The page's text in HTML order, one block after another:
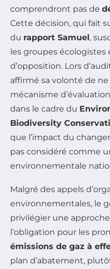
comprendront pas de
Cette décision, qui fait
du rapport Samuel,
les groupes
d’opposition. Lors
affirmé sa volonté de
mécanisme
dans le cadre du
Biodiversity
que l’impact du
pas considéré comme
environnementale
Malgré des appels
environnementales, le
privilégier une
l’obligation pour les
émissions de gaz à
plan d’abatement,